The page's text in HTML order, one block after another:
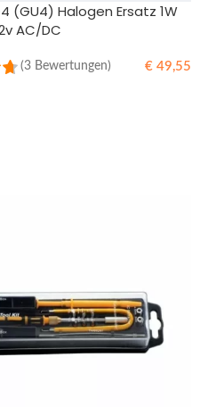
(GU4) Halogen Ersatz 1W
AC/DC
(3 Bewertungen) € 49,55